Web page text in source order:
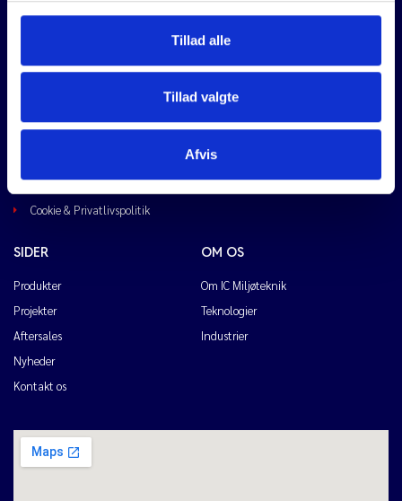
Tillad alle
Tillad valgte
Afvis
Tlf: 40 46 45 18
Skibbækparken 6, Slagelse
Cookie & Privatlivspolitik
SIDER
Produkter
Projekter
Aftersales
Nyheder
Kontakt os
OM OS
Om IC Miljøteknik
Teknologier
Industrier